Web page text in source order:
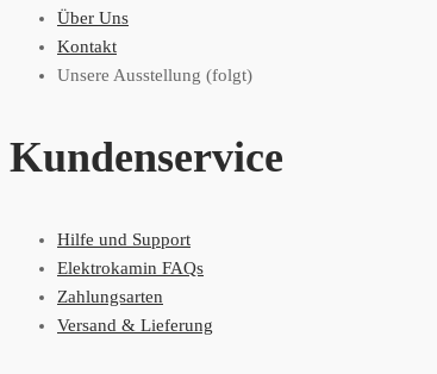
Über Uns
Kontakt
Unsere Ausstellung (folgt)
Kundenservice
Hilfe und Support
Elektrokamin FAQs
Zahlungsarten
Versand & Lieferung